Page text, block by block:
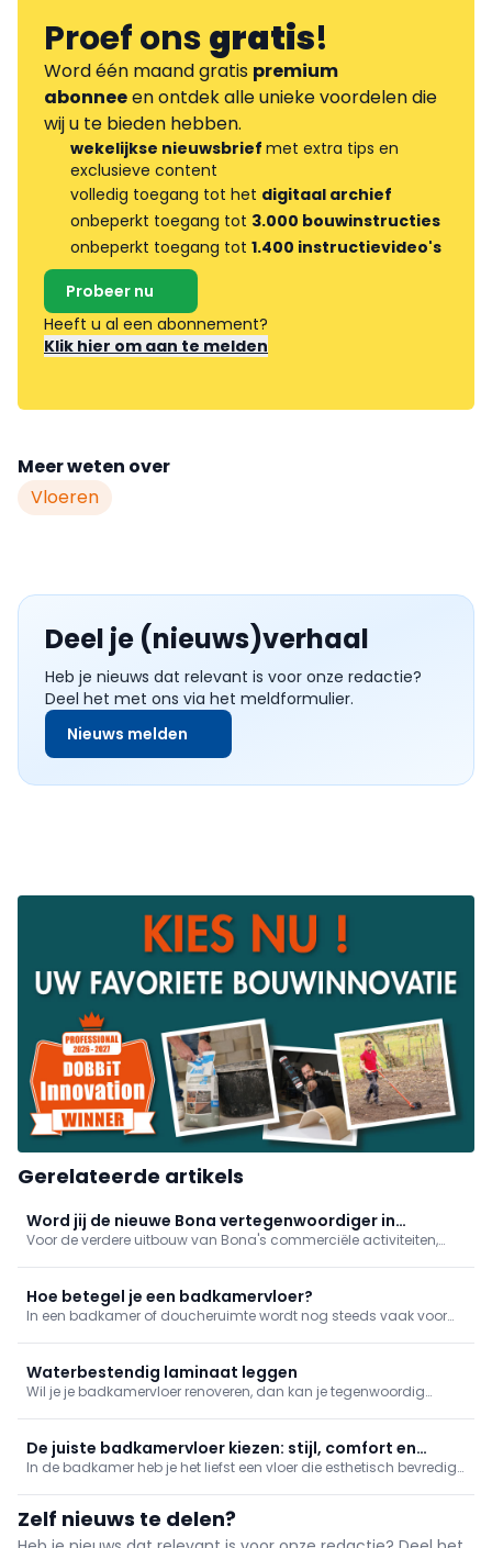
Proef onsgratis!
Word één maand gratis premium
abonneeen ontdek alle unieke voordelen die
wij u te bieden hebben.
wekelijkse nieuwsbrief met extra tips en
exclusieve content
volledig toegang tot het digitaal archief
onbeperkt toegang tot 3.000 bouwinstructies
onbeperkt toegang tot 1.400 instructievideo's
Probeer nu
Heeft u al een abonnement?
Klik hier om aan te melden
Meer weten over
Vloeren
Deel je (nieuws)verhaal
Heb je nieuws dat relevant is voor onze redactie?
Deel het met ons via het meldformulier.
Nieuws melden
Gerelateerde artikels
Word jij de nieuwe Bona vertegenwoordiger in
Vlaanderen?
Voor de verdere uitbouw van Bona's commerciële activiteiten,
zoeken?
Hoe betegel je een badkamervloer?
In een badkamer of doucheruimte wordt nog steeds vaak voor
hoe je het aanpakt!
Waterbestendig laminaat leggen
Wil je je badkamervloer renoveren, dan kan je tegenwoordig
te plaatsen.
De juiste badkamervloer kiezen: stijl, comfort en
waterbestendigheid
In de badkamer heb je het liefst een vloer die esthetisch bevredigt,
zijn er nog andere manieren. Wat dacht je van een lamina
Zelf nieuws te delen?